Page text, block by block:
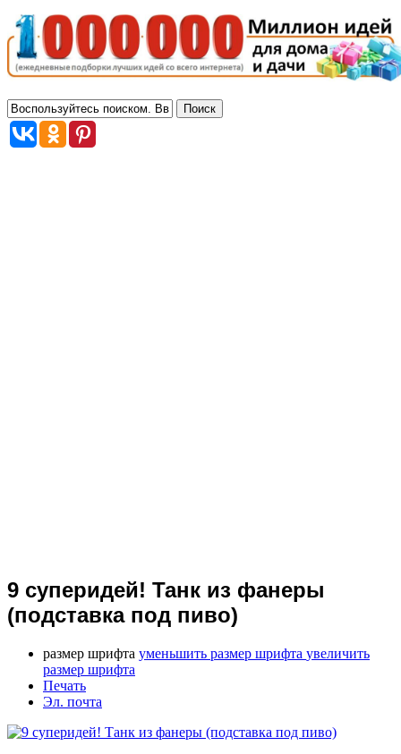
9 суперидей! Танк из фанеры
(подставка под пиво)
размер шрифта уменьшить размер шрифта увеличить
размер шрифта
Печать
Эл. почта